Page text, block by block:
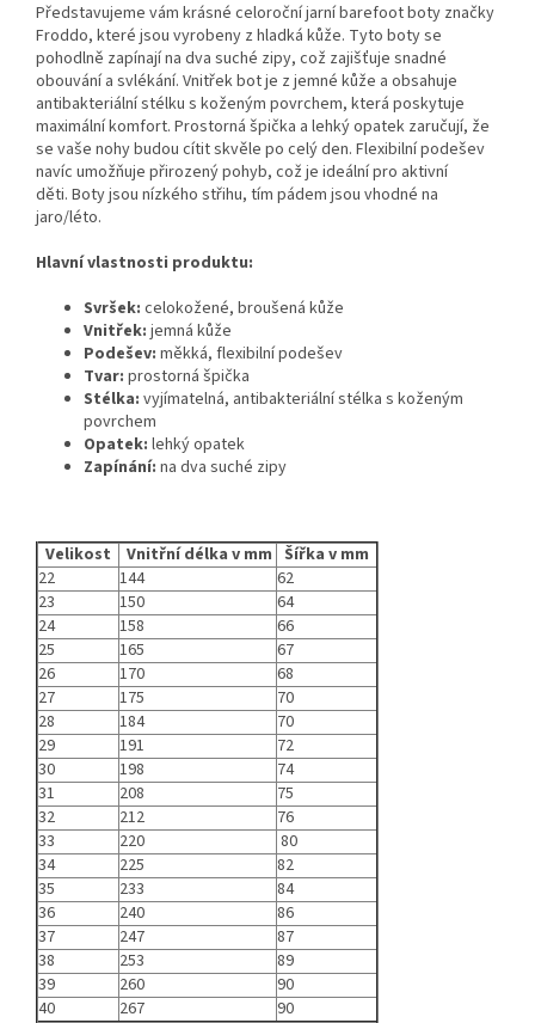
Představujeme vám krásné celoroční jarní barefoot boty značky
Froddo, které jsou vyrobeny z hladká kůže. Tyto boty se
pohodlně zapínají na dva suché zipy, což zajišťuje snadné
obouvání a svlékání. Vnitřek bot je z jemné kůže a obsahuje
antibakteriální stélku s koženým povrchem, která poskytuje
maximální komfort. Prostorná špička a lehký opatek zaručují, že
se vaše nohy budou cítit skvěle po celý den. Flexibilní podešev
navíc umožňuje přirozený pohyb, což je ideální pro aktivní
děti. Boty jsou nízkého střihu, tím pádem jsou vhodné na
jaro/léto.
Hlavní vlastnosti produktu:
Svršek: celokožené, broušená kůže
Vnitřek: jemná kůže
Podešev: měkká, flexibilní podešev
Tvar: prostorná špička
Stélka: vyjímatelná, antibakteriální stélka s koženým
povrchem
Opatek: lehký opatek
Zapínání: na dva suché zipy
Velikost Vnitřní délka v mm Šířka v mm
22
144
62
23
150
64
24
158
66
25
165
67
26
170
68
27
175
70
28
184
70
29
191
72
30
198
74
31
208
75
32
212
76
33
220
80
34
225
82
35
233
84
36
240
86
37
247
87
38
253
89
39
260
90
40
267 90